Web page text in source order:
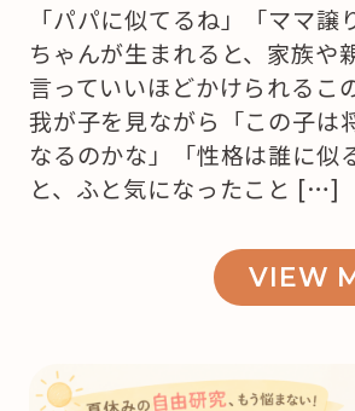
「パパに似てるね」「ママ
ちゃんが生まれると、家族や
言っていいほどかけられるこ
我が子を見ながら「この子は
なるのかな」「性格は誰に似
と、ふと気になったこと […]
VIEW